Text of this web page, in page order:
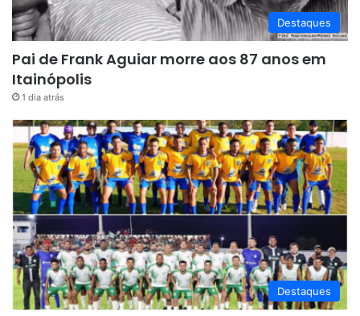
Destaques
Pai de Frank Aguiar morre aos 87 anos em
Itainópolis
1 dia atrás
Destaques